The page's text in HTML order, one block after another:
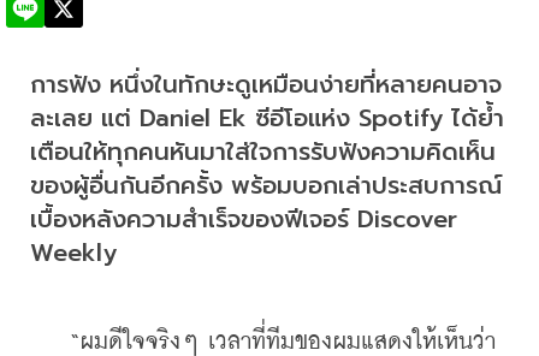
การฟัง หนึ่งในทักษะดูเหมือนง่ายที่หลายคนอาจ
ละเลย แต่ Daniel Ek ซีอีโอแห่ง Spotify ได้ย้ำ
เตือนให้ทุกคนหันมาใส่ใจการรับฟังความคิดเห็น
ของผู้อื่นกันอีกครั้ง พร้อมบอกเล่าประสบการณ์
เบื้องหลังความสำเร็จของฟีเจอร์ Discover
Weekly
“ผมดีใจจริงๆ เวลาที่ทีมของผมแสดงให้เห็นว่า